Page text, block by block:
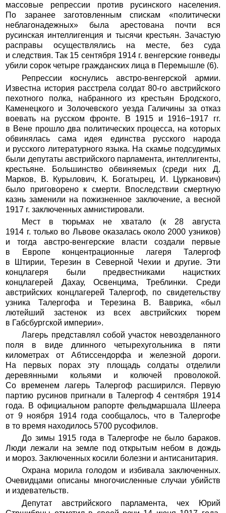
массовые репрессии против русинского населения.
По заранее заготовленным спискам «политически
неблагонадежных» была арестована почти вся
русинская интеллигенция и тысячи крестьян. Зачастую
расправы осуществлялись на месте, без суда
и следствия. Так 15 сентября 1914 г. венгерские гонведы
убили сорок четыре гражданских лица в Перемышле (6).
Репрессии коснулись австро-венгерской армии.
Известна история расстрела солдат 80-го австрийского
пехотного полка, набранного из крестьян Бродского,
Каменецкого и Золочевского уезда Галичины за отказ
воевать на русском фронте. В 1915 и 1916−1917 гг.
в Вене прошло два политических процесса, на которых
обвинялась сама идея единства русского народа
и русского литературного языка. На скамье подсудимых
были депутаты австрийского парламента, интеллигенты,
крестьяне. Большинство обвиняемых (среди них Д.
Марков, В. Курылович, К. Богатырец, И. Цурканович)
было приговорено к смерти. Впоследствии смертную
казнь заменили на пожизненное заключение, а весной
1917 г. заключенных амнистировали.
Мест в тюрьмах не хватало (к 28 августа
1914 г. только во Львове оказалась около 2000 узников)
и тогда австро-венгерские власти создали первые
в Европе концентрационные лагеря Талергоф
в Штирии, Терезин в Северной Чехии и другие. Эти
концлагеря были предвестниками нацистких
концлагерей Дахау, Освенцима, Треблинки. Среди
австрийских концлагерей Талергоф, по свидетельству
узника Талергофа и Терезина В. Ваврика, «был
лютейший застенок из всех австрийских тюрем
в Габсбургской империи».
Лагерь представлял собой участок невозделанного
поля в виде длинного четырехугольника в пяти
километрах от Абтиссендорфа и железной дороги.
На первых порах эту площадь солдаты отделили
деревянными кольями и колючей проволокой.
Со временем лагерь Талергоф расширился. Первую
партию русинов пригнали в Талергоф 4 сентября 1914
года. В официальном рапорте фельдмаршала Шлеера
от 9 ноября 1914 года сообщалось, что в Талергофе
в то время находилось 5700 русофилов.
До зимы 1915 года в Талергофе не было бараков.
Люди лежали на земле под открытым небом в дождь
и мороз. Заключенных косили болезни и антисанитария.
Охрана морила голодом и избивала заключенных.
Очевидцами описаны многочисленные случаи убийств
и издевательств.
Депутат австрийского парламента, чех Юрий